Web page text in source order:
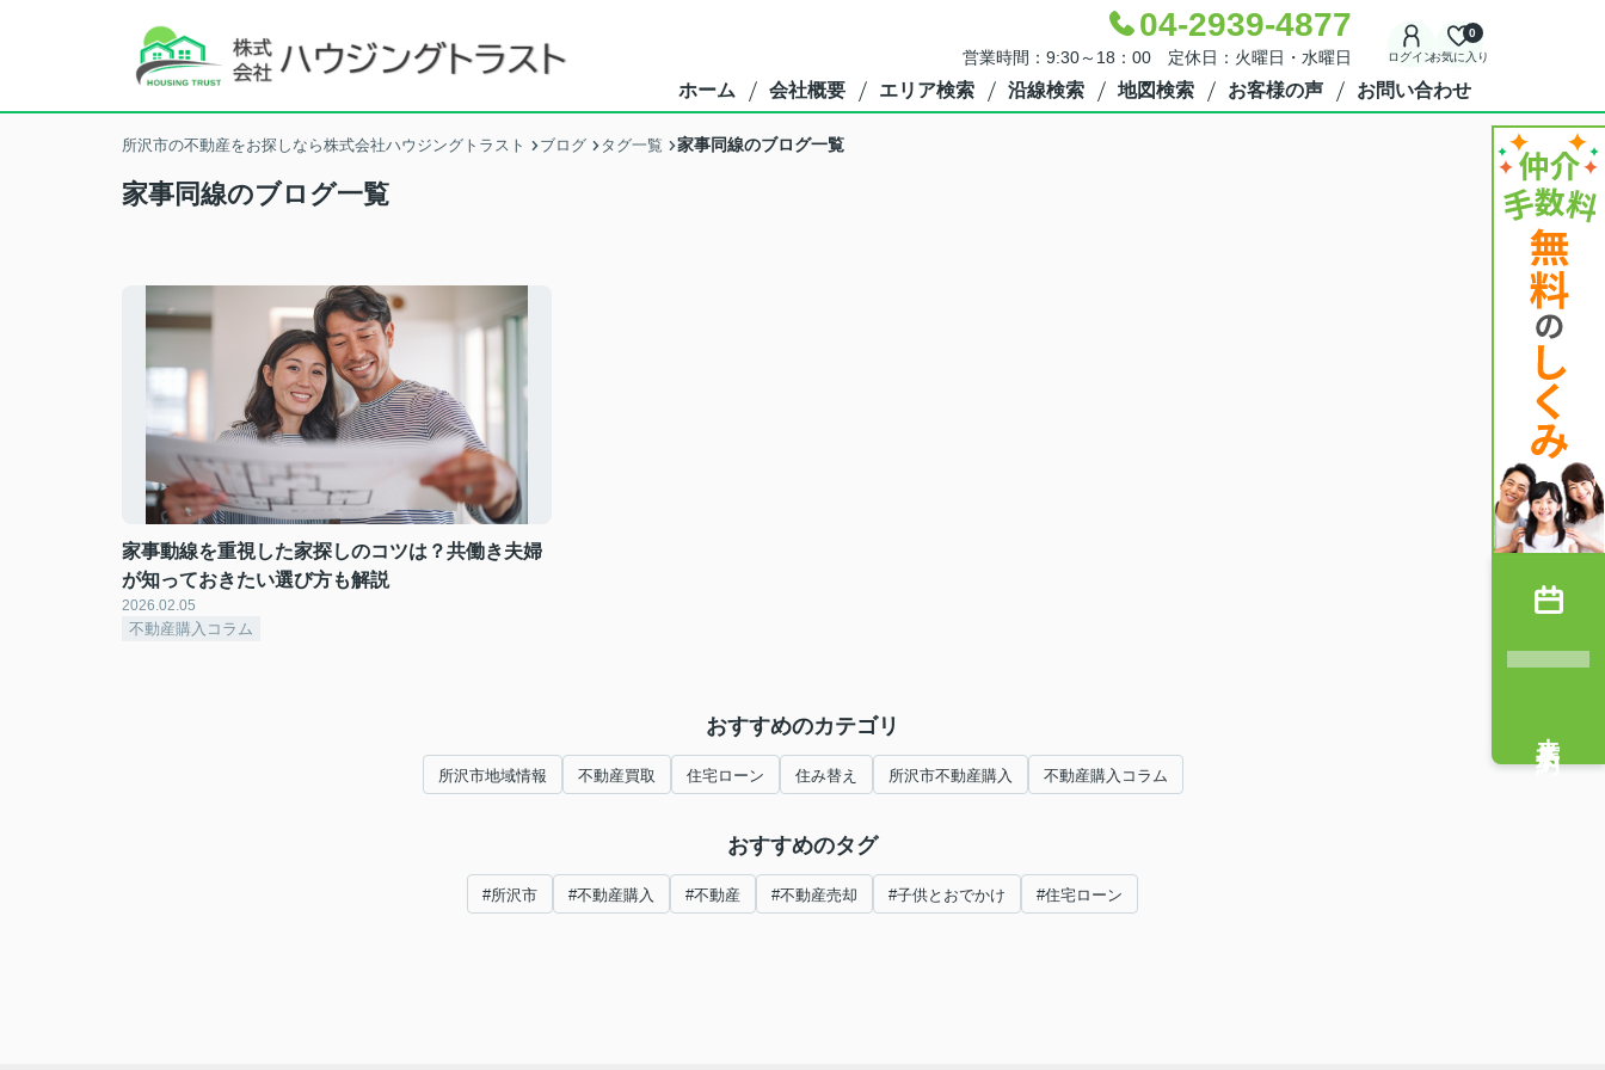
04-2939-4877
営業時間：9:30～18：00 定休日：火曜日・水曜日 ログインお気に入り
0
ホーム 会社概要 エリア検索 沿線検索 地図検索 お客様の声 お問い合わせ
所沢市の不動産をお探しなら株式会社ハウジングトラスト ブログ タグ一覧 家事同線のブログ一覧
家事同線のブログ一覧
家事動線を重視した家探しのコツは？共働き夫婦
が知っておきたい選び方も解説
2026.02.05
不動産購入コラム
おすすめのカテゴリ
所沢市地域情報 不動産買取 住宅ローン 住み替え 所沢市不動産購入 不動産購入コラム
おすすめのタグ
#所沢市 #不動産購入 #不動産 #不動産売却 #子供とおでかけ #住宅ローン